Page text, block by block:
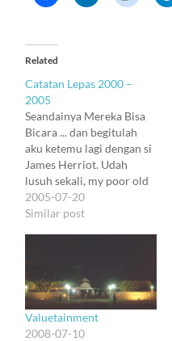
Related
Catatan Lepas 2000 –
2005
Seandainya Mereka Bisa
Bicara ... dan begitulah
aku ketemu lagi dengan si
James Herriot. Udah
lusuh sekali, my poor old
pal. Coba, apa aku masih
membacanya dengan
Kadang, kalau aku lagi
naif, emang rasanya ingin
ikut jadi hero yang
memperbaiki dunia…
2005-07-20
Similar post
Valuetainment
2008-07-10